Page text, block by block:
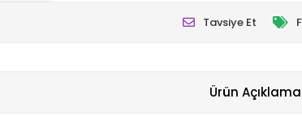
Tavsiye Et
Ürün